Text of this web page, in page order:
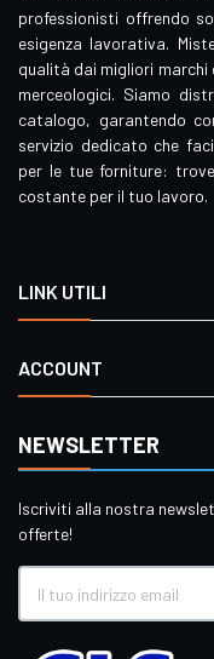
professionisti offrendo
esigenza lavorativa.
qualità dai migliori
merceologici. Siamo
catalogo, garantendo
servizio dedicato che
per le tue forniture:
costante per il tuo lavoro.
LINK UTILI
ACCOUNT
NEWSLETTER
Iscriviti alla nostra
offerte!